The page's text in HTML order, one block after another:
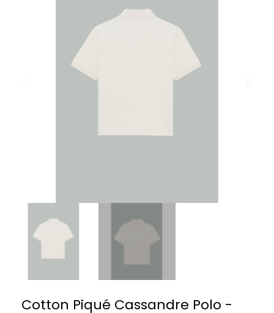
Cotton Piqué Cassandre Polo -